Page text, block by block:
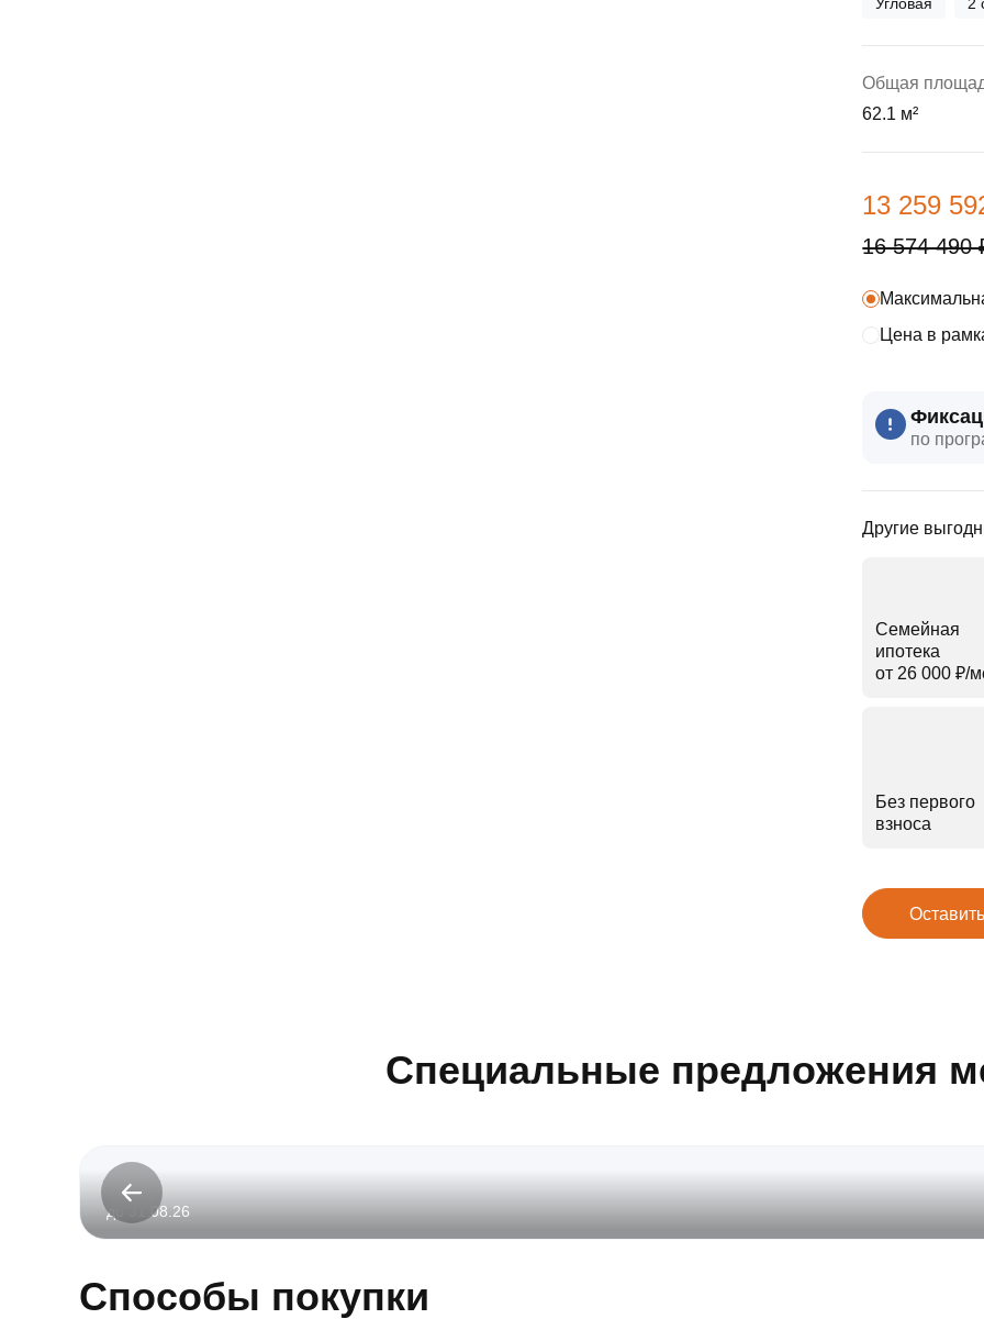
16 574 490
13 259
по
Другие
Семейная
ипотека
от 26 000 ₽⁠/⁠
Без первого
взноса
Цена в
Общая
62.1 м²
Специальные предложения
до 31.08.26
Способы покупки